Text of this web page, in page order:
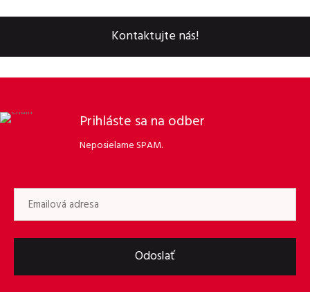
Kontaktujte nás!
Prihláste sa na odber
Neposielame SPAM.
Odoslať